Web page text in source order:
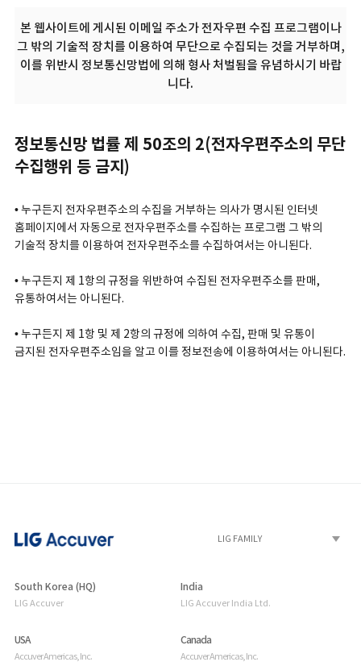
본 웹사이트에 게시된 이메일 주소가 전자우편 수집 프로그램이나
그 밖의 기술적 장치를 이용하여 무단으로 수집되는 것을 거부하며,
이를 위반시 정보통신망법에 의해 형사 처벌됨을 유념하시기 바랍
니다.
정보통신망 법률 제 50조의 2(전자우편주소의 무단
수집행위 등 금지)
• 누구든지 전자우편주소의 수집을 거부하는 의사가 명시된 인터넷
홈페이지에서 자동으로 전자우편주소를 수집하는 프로그램 그 밖의
기술적 장치를 이용하여 전자우편주소를 수집하여서는 아니된다.
• 누구든지 제 1항의 규정을 위반하여 수집된 전자우편주소를 판매,
유통하여서는 아니된다.
• 누구든지 제 1항 및 제 2항의 규정에 의하여 수집, 판매 및 유통이
금지된 전자우편주소임을 알고 이를 정보전송에 이용하여서는 아니된다.
South Korea (HQ)
LIG Accuver
India
LIG Accuver India Ltd.
USA
Accuver Americas, Inc.
Canada
Accuver Americas, Inc.